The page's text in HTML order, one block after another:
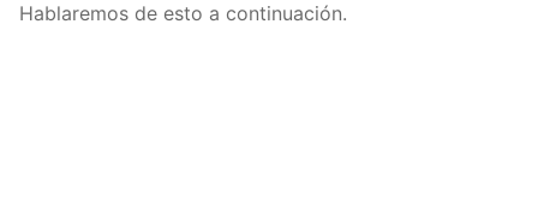
Hablaremos de esto a continuación.